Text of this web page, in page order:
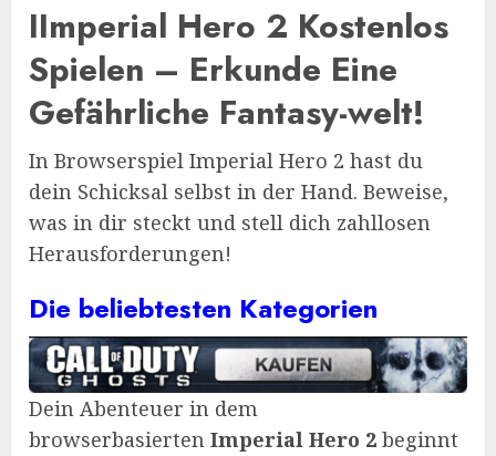
IImperial Hero 2 Kostenlos
Spielen – Erkunde Eine
Gefährliche Fantasy-welt!
In Browserspiel Imperial Hero 2 hast du
dein Schicksal selbst in der Hand. Beweise,
was in dir steckt und stell dich zahllosen
Herausforderungen!
Die beliebtesten Kategorien
Dein Abenteuer in dem
browserbasierten Imperial Hero 2 beginnt